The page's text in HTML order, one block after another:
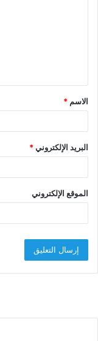
ق
*
الاسم *
البريد الإلكتروني*
الموقع الإلكتروني